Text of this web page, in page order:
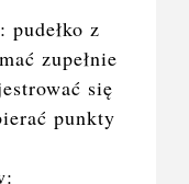
z
zupełnie
się
punkty